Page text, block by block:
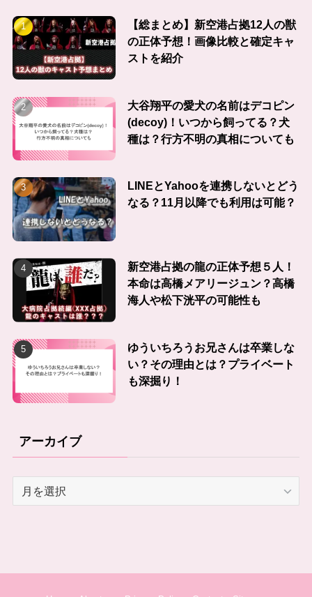
【総まとめ】新空港占拠12人の獣
の正体予想！画像比較と確定キャ
ストを紹介
大谷翔平の愛犬の名前はデコピン
(decoy)！いつから飼ってる？犬
種は？行方不明の真相についても
LINEとYahooを連携しないとどう
なる？11月以降でも利用は可能？
新空港占拠の龍の正体予想５人！
本命は高橋メアリージュン？高橋
海人や松下洸平の可能性も
ゆういちろうお兄さんは卒業しな
い？その理由とは？プライベート
も深掘り！
アーカイブ